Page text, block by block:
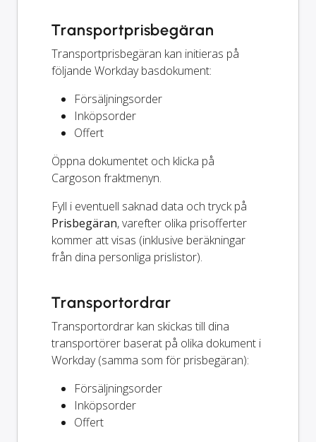
Transportprisbegäran
Transportprisbegäran kan initieras på
följande Workday basdokument:
Försäljningsorder
Inköpsorder
Offert
Öppna dokumentet och klicka på
Cargoson fraktmenyn.
Fyll i eventuell saknad data och tryck på
Prisbegäran, varefter olika prisofferter
kommer att visas (inklusive beräkningar
från dina personliga prislistor).
Transportordrar
Transportordrar kan skickas till dina
transportörer baserat på olika dokument i
Workday (samma som för prisbegäran):
Försäljningsorder
Inköpsorder
Offert